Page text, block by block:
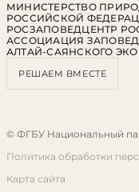
МИНИСТЕРСТВО
РОССИЙСКОЙ
РОСЗАПОВЕДЦЕНТР
АССОЦИАЦИЯ
АЛТАЙ-САЯНСКОГО
РЕШАЕМ ВМЕСТЕ
© ФГБУ Национальный
Политика обработки
Карта сайта